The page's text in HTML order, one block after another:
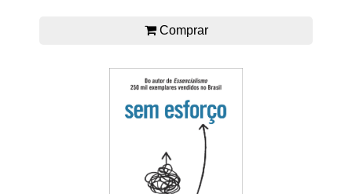
Comprar